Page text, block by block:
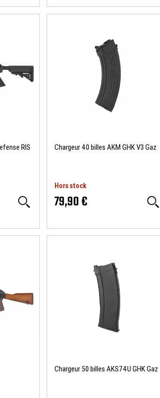
RIS
Chargeur 40 billes AKM GHK V3 Gaz
Hors stock
79,90 €
Chargeur 50 billes AKS74U GHK Gaz